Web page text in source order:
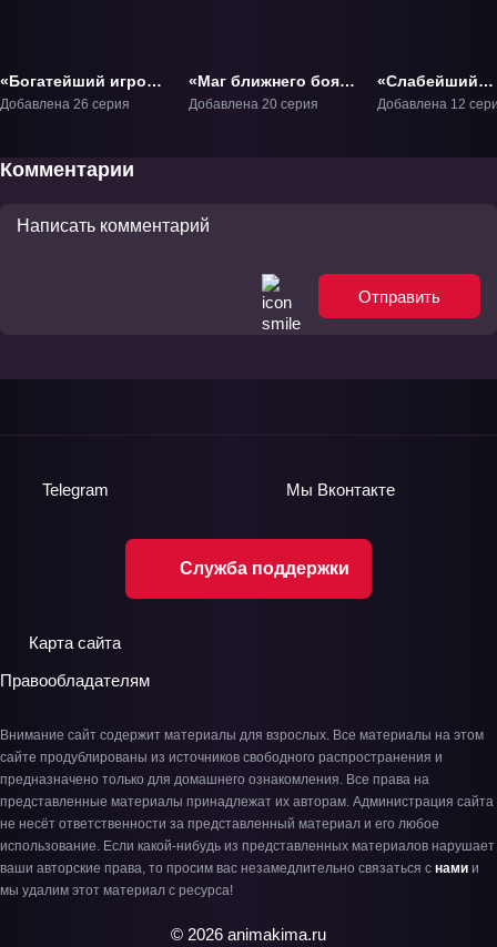
«Богатейший игрок»
ТВ-1
Добавлена 26 серия
«Маг ближнего боя»
ТВ-1
Добавлена 20 серия
«Слабейший
монстр» ТВ-1
Добавлена 12
Комментарии
Отправить
Служба поддержки
Telegram Мы Вконтакте
Карта сайта
Правообладателям
Внимание сайт содержит материалы для взрослых. Все материалы на этом
сайте продублированы из источников свободного распространения и
предназначено только для домашнего ознакомления. Все права на
представленные материалы принадлежат их авторам. Администрация сайта
не несёт ответственности за представленный материал и его любое
использование. Если какой-нибудь из представленных материалов нарушает
ваши авторские права, то просим вас незамедлительно связаться с нами и
мы удалим этот материал с ресурса!
© 2026 animakima.ru